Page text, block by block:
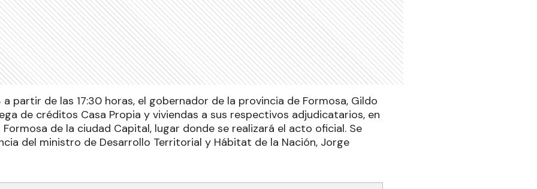
a partir de las 17:30 horas, el gobernador de la provincia de Formosa, Gildo
de créditos Casa Propia y viviendas a sus respectivos adjudicatarios, en
Formosa de la ciudad Capital, lugar donde se realizará el acto oficial. Se
del ministro de Desarrollo Territorial y Hábitat de la Nación, Jorge